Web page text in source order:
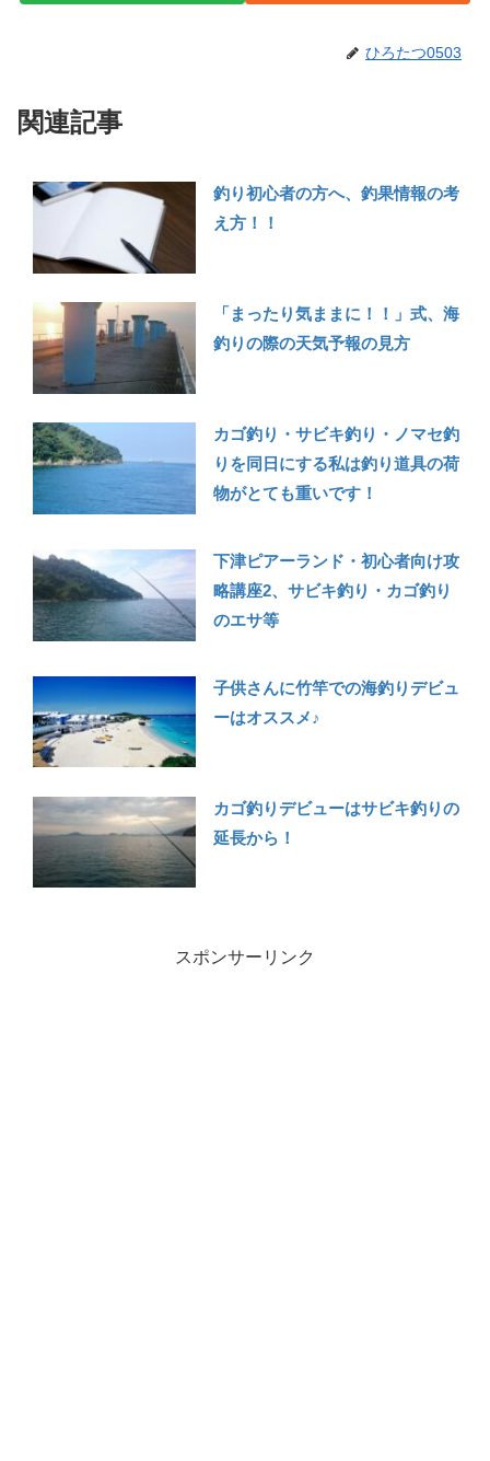
ひろたつ0503
関連記事
釣り初心者の方へ、釣果情報の考
え方！！
「まったり気ままに！！」式、海
釣りの際の天気予報の見方
カゴ釣り・サビキ釣り・ノマセ釣
りを同日にする私は釣り道具の荷
物がとても重いです！
下津ピアーランド・初心者向け攻
略講座2、サビキ釣り・カゴ釣り
のエサ等
子供さんに竹竿での海釣りデビュ
ーはオススメ♪
カゴ釣りデビューはサビキ釣りの
延長から！
スポンサーリンク